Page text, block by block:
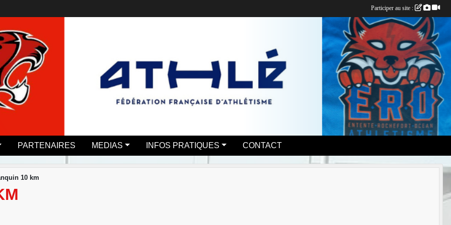
PARTENAIRES MEDIAS INFOS PRATIQUES CONTACT
10 km
Participer au site :